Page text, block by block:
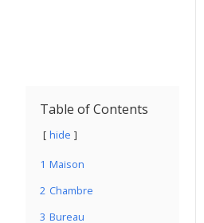
Table of Contents
hide
1 Maison
2 Chambre
3 Bureau